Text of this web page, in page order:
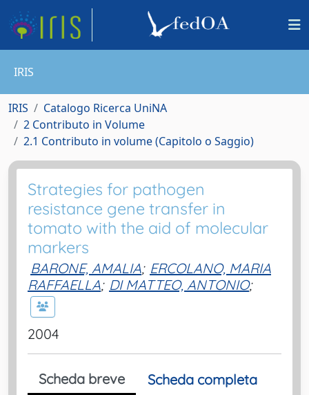
IRIS
IRIS
Catalogo Ricerca UniNA
2 Contributo in Volume
2.1 Contributo in volume (Capitolo o Saggio)
Strategies for pathogen
resistance gene transfer in
tomato with the aid of molecular
markers
BARONE, AMALIA; ERCOLANO, MARIA
RAFFAELLA; DI MATTEO, ANTONIO;
2004
Scheda breve
Scheda completa